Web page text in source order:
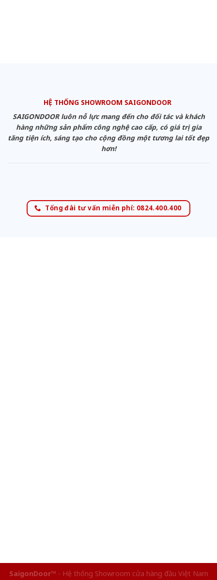
HỆ THỐNG SHOWROOM SAIGONDOOR
SAIGONDOOR luôn nỗ lực mang đến cho đối tác và khách
hàng những sản phẩm công nghệ cao cấp, có giá trị gia
tăng tiện ích, sáng tạo cho cộng đồng một tương lai tốt đẹp
hơn!
Tổng đài tư vấn miễn phí: 0824.400.400
SaigonDoor™ - Hệ thống Showroom cửa hàng đầu Việt Nam